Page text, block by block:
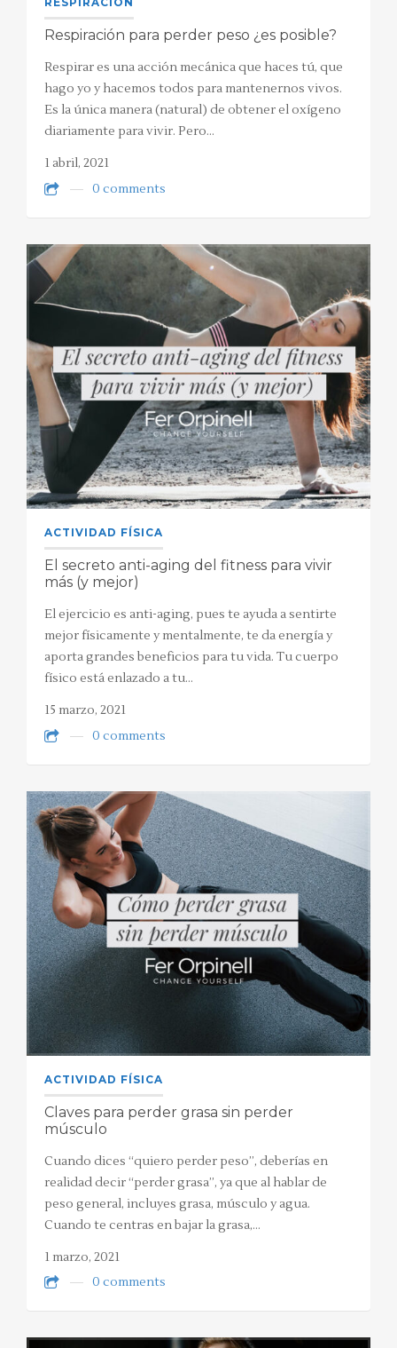
Respiración para perder peso ¿es posible?
Respirar es una acción mecánica que haces tú, que
hago yo y hacemos todos para mantenernos vivos.
Es la única manera (natural) de obtener el oxígeno
diariamente para vivir. Pero…
1 abril, 2021
0 comments
ACTIVIDAD FÍSICA
El secreto anti-aging del fitness para vivir
más (y mejor)
El ejercicio es anti-aging, pues te ayuda a sentirte
mejor físicamente y mentalmente, te da energía y
aporta grandes beneficios para tu vida. Tu cuerpo
físico está enlazado a tu…
15 marzo, 2021
0 comments
ACTIVIDAD FÍSICA
Claves para perder grasa sin perder
músculo
Cuando dices “quiero perder peso”, deberías en
realidad decir “perder grasa”, ya que al hablar de
peso general, incluyes grasa, músculo y agua.
Cuando te centras en bajar la grasa,…
1 marzo, 2021
0 comments